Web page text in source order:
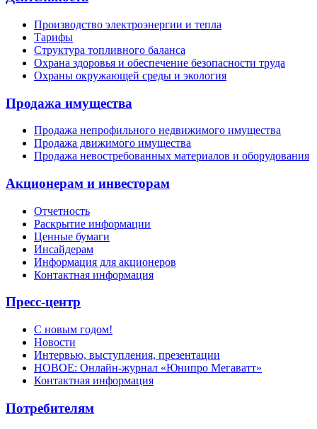
Производство электроэнергии и тепла
Тарифы
Структура топливного баланса
Охрана здоровья и обеспечение безопасности труда
Охраны окружающей среды и экология
Продажа имущества
Продажа непрофильного недвижимого имущества
Продажа движимого имущества
Продажа невостребованных материалов и оборудования
Акционерам и инвесторам
Отчетность
Раскрытие информации
Ценные бумаги
Инсайдерам
Информация для акционеров
Контактная информация
Пресс-центр
С новым годом!
Новости
Интервью, выступления, презентации
НОВОЕ: Онлайн-журнал «Юнипро Мегаватт»
Контактная информация
Потребителям